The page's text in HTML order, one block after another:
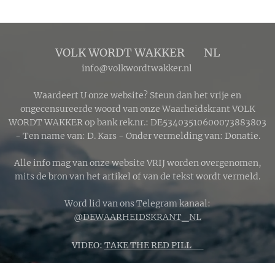
VOLK WORDT WAKKER 🔴 NL
info@volkwordtwakker.nl
Waardeert U onze website? Steun dan het vrije en
ongecensureerde woord van onze Waarheidskrant VOLK
WORDT WAKKER op bank rek.nr.: DE53403510600073883803
- Ten name van: D. Kars - Onder vermelding van: Donatie.
Alle info mag van onze website VRIJ worden overgenomen,
mits de bron van het artikel of van de tekst wordt vermeld.
Word lid van ons Telegram kanaal:
@DEWAARHEIDSKRANT_NL
VIDEO: TAKE THE RED PILL 🔴